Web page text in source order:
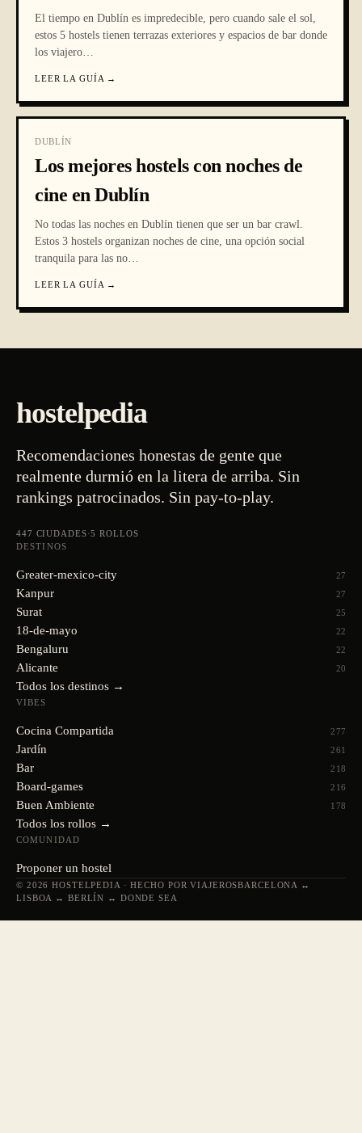
El tiempo en Dublín es impredecible, pero cuando sale el sol,
estos 5 hostels tienen terrazas exteriores y espacios de bar donde
los viajero…
LEER LA GUÍA →
DUBLÍN
Los mejores hostels con noches de
cine en Dublín
No todas las noches en Dublín tienen que ser un bar crawl.
Estos 3 hostels organizan noches de cine, una opción social
tranquila para las no…
LEER LA GUÍA →
hostelpedia
Recomendaciones honestas de gente que
realmente durmió en la litera de arriba. Sin
rankings patrocinados. Sin pay-to-play.
447 CIUDADES·5 ROLLOS
DESTINOS
Greater-mexico-city 27
Kanpur 27
Surat 25
18-de-mayo 22
Bengaluru 22
Alicante 20
Todos los destinos →
VIBES
Cocina Compartida 277
Jardín 261
Bar 218
Board-games 216
Buen Ambiente 178
Todos los rollos →
COMUNIDAD
Proponer un hostel
© 2026 HOSTELPEDIA · HECHO POR VIAJEROSBARCELONA ↔
LISBOA ↔ BERLÍN ↔ DONDE SEA